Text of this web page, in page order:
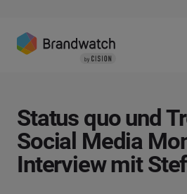
Status quo und
Social Media
Interview mit